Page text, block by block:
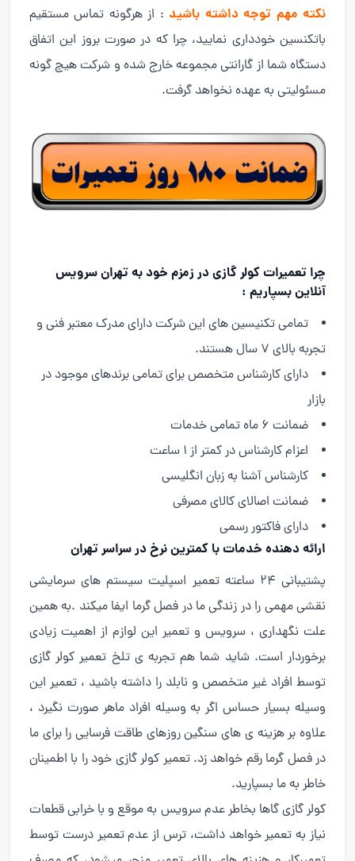
نکته مهم توجه داشته باشید : از هرگونه تماس مستقیم
باتکنسین خودداری نمایید، چرا که در صورت بروز این اتفاق
دستگاه شما از گارانتی مجموعه خارج شده و شرکت هیچ گونه
مسئولیتی به عهده نخواهد گرفت.
چرا تعمیرات کولر گازی در زمزم خود به تهران سرویس
آنلاین بسپاریم :
تمامی تکنیسین های این شرکت دارای مدرک معتبر فنی و
تجربه بالای ۷ سال هستند.
دارای کارشناس متخصص برای تمامی برندهای موجود در
بازار
ضمانت ۶ ماه تمامی خدمات
اعزام کارشناس در کمتر از ۱ ساعت
کارشناس آشنا به زبان انگلیسی
ضمانت اصالای کالای مصرفی
دارای فاکتور رسمی
ارائه دهنده خدمات با کمترین نرخ در سراسر تهران
پشتیبانی ۲۴ ساعته تعمیر اسپلیت سیستم های سرمایشی
نقشی مهمی را در زندگی ما در فصل گرما ایفا میکند .به همین
علت نگهداری ، سرویس و تعمیر این لوازم از اهمیت زیادی
برخوردار است. شاید شما هم تجربه ی تلخ تعمیر کولر گازی
توسط افراد غیر متخصص و نابلد را داشته باشید ، تعمیر این
وسیله بسیار حساس اگر به وسیله افراد ماهر صورت نگیرد ،
علاوه بر هزینه ی های سنگین روزهای طاقت فرسایی را برای ما
در فصل گرما رقم خواهد زد. تعمیر کولر گازی خود را با اطمینان
خاطر به ما بسپارید.
کولر گازی گاها بخاطر عدم سرویس به موقع و با خرابی قطعات
نیاز به تعمیر خواهد داشت، ترس از عدم تعمیر درست توسط